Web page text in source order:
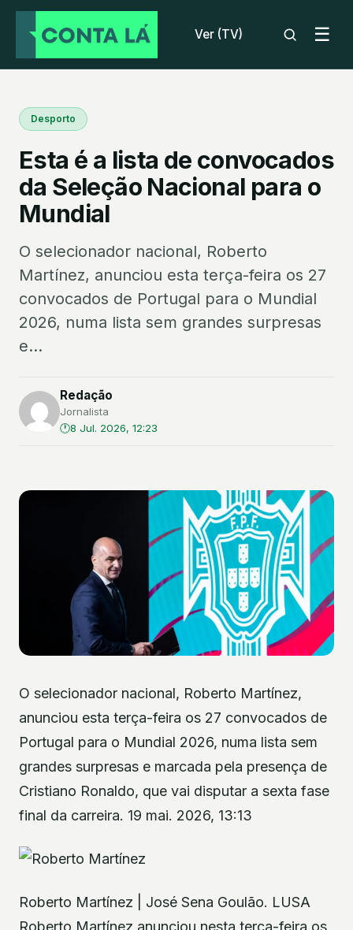
Ver (TV) ☰
Desporto
Esta é a lista de convocados
da Seleção Nacional para o
Mundial
O selecionador nacional, Roberto
Martínez, anunciou esta terça-feira os 27
convocados de Portugal para o Mundial
2026, numa lista sem grandes surpresas
e...
Redação
Jornalista
8 Jul. 2026, 12:23
O selecionador nacional, Roberto Martínez,
anunciou esta terça-feira os 27 convocados de
Portugal para o Mundial 2026, numa lista sem
grandes surpresas e marcada pela presença de
Cristiano Ronaldo, que vai disputar a sexta fase
final da carreira. 19 mai. 2026, 13:13
Roberto Martínez | José Sena Goulão. LUSA
Roberto Martínez anunciou nesta terça-feira os